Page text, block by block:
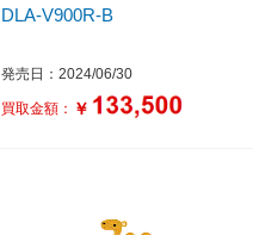
DLA-V900R-B
発売日：2024/06/30
買取金額： ￥